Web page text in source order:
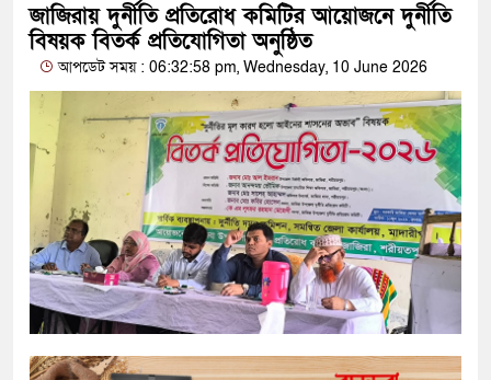
জাজিরায় দুর্নীতি প্রতিরোধ কমিটির আয়োজনে দুর্নীতি
বিষয়ক বিতর্ক প্রতিযোগিতা অনুষ্ঠিত
আপডেট সময় : 06:32:58 pm, Wednesday, 10 June 2026